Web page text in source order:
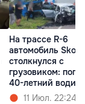
На трассе R-6
автомобиль
столкнулся с
грузовиком:
40-летний
11 Июл. 22:24